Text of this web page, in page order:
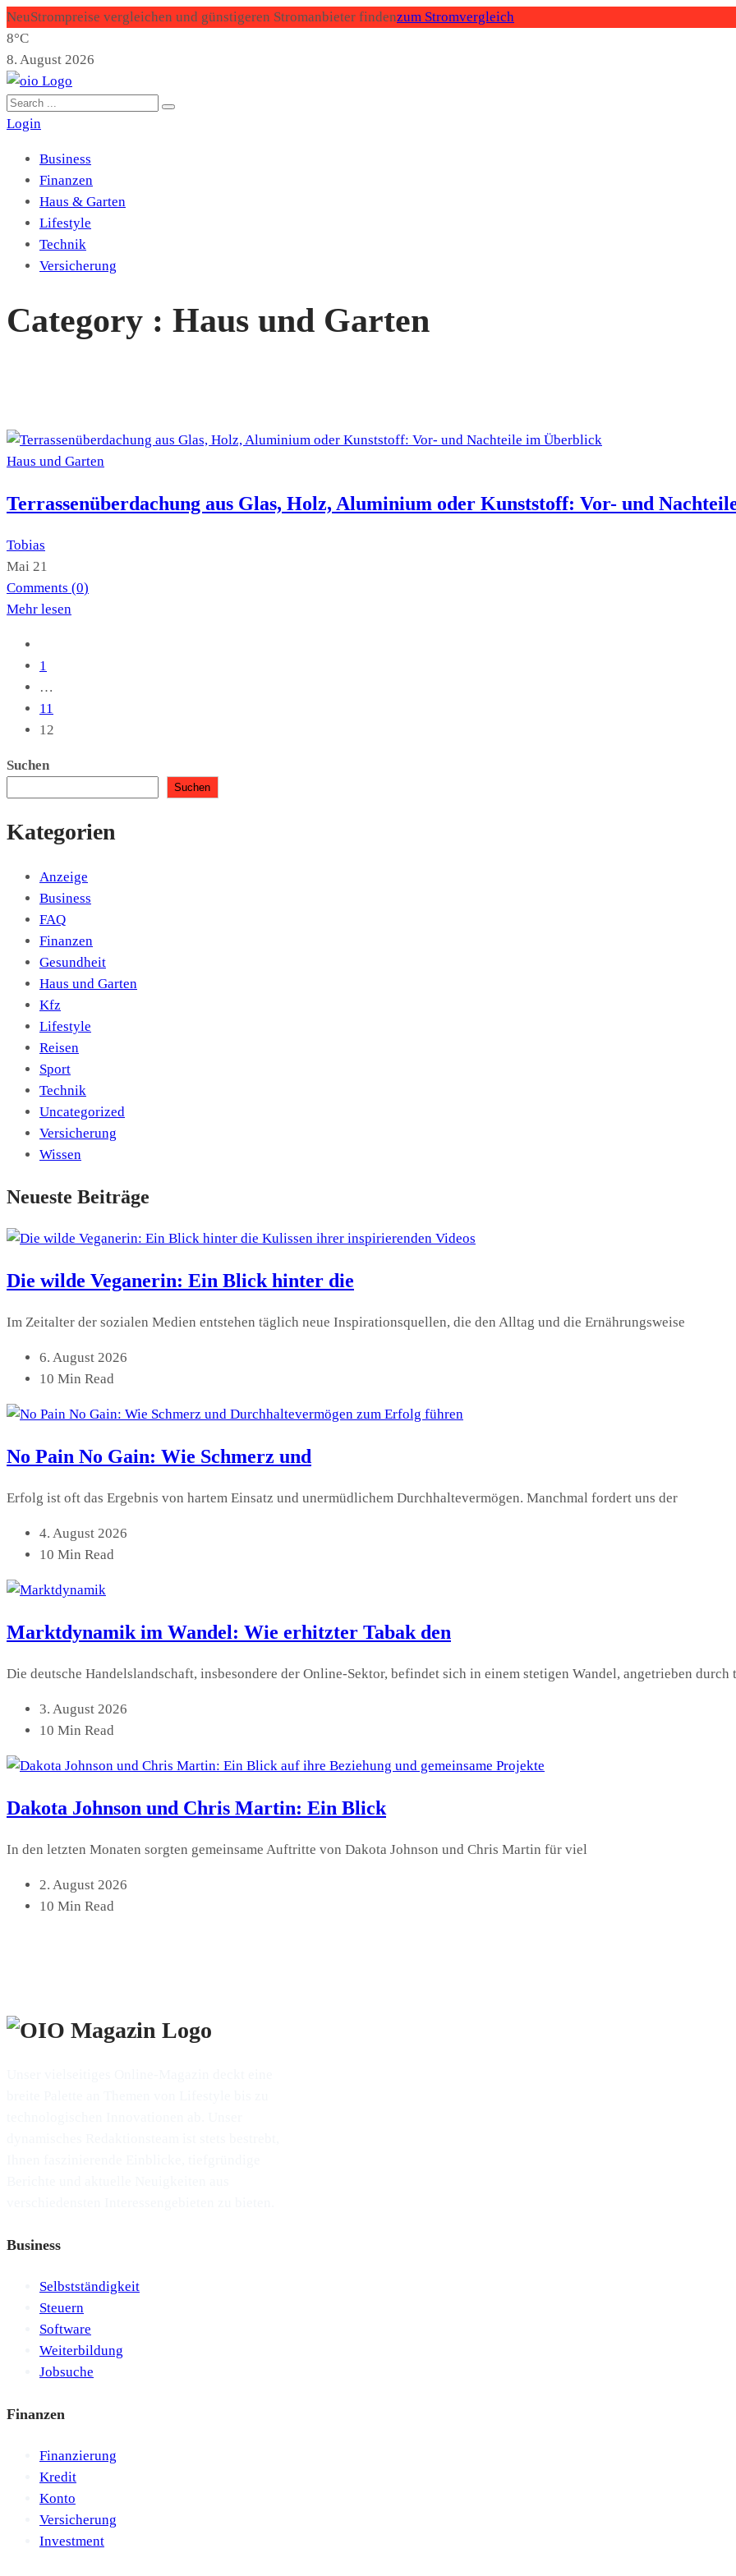
NeuStrompreise vergleichen und günstigeren Stromanbieter findenzum Stromvergleich
8°C
8. August 2026
Login
Business
Finanzen
Haus & Garten
Lifestyle
Technik
Versicherung
Category : Haus und Garten
Haus und Garten
Terrassenüberdachung aus Glas, Holz, Aluminium oder Kunststoff: Vor- und
Tobias
Mai 21
Comments (0)
Mehr lesen
1
…
11
12
Suchen
Suchen
Kategorien
Anzeige
Business
FAQ
Finanzen
Gesundheit
Haus und Garten
Kfz
Lifestyle
Reisen
Sport
Technik
Uncategorized
Versicherung
Wissen
Neueste Beiträge
Die wilde Veganerin: Ein Blick hinter die
Im Zeitalter der sozialen Medien entstehen täglich neue Inspirationsquellen, die den Alltag und die Ernährungsweise
6. August 2026
10 Min Read
No Pain No Gain: Wie Schmerz und
Erfolg ist oft das Ergebnis von hartem Einsatz und unermüdlichem Durchhaltevermögen. Manchmal fordert uns der
4. August 2026
10 Min Read
Marktdynamik im Wandel: Wie erhitzter Tabak den
Die deutsche Handelslandschaft, insbesondere der Online-Sektor, befindet sich in einem stetigen Wandel, angetrieben durch
3. August 2026
10 Min Read
Dakota Johnson und Chris Martin: Ein Blick
In den letzten Monaten sorgten gemeinsame Auftritte von Dakota Johnson und Chris Martin für viel
2. August 2026
10 Min Read
Business
Selbstständigkeit
Steuern
Software
Weiterbildung
Jobsuche
Finanzen
Finanzierung
Kredit
Konto
Versicherung
Investment